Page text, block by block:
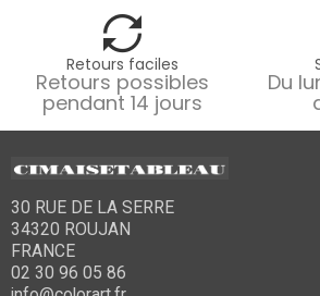
Retours faciles
Retours possibles
pendant 14 jours
Du
30 RUE DE LA SERRE
34320 ROUJAN
FRANCE
02 30 96 05 86